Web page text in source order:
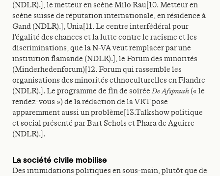
(NDLR).], le metteur en scène Milo Rau[10. Metteur en
scène suisse de réputation internationale, en résidence à
Gand (NDLR).], Unia[11. Le centre interfédéral pour
l’égalité des chances et la lutte contre le racisme et les
discriminations, que la N-VA veut remplacer par une
institution flamande (NDLR).], le Forum des minorités
(Minderhedenforum)[12. Forum qui rassemble les
organisations des minorités ethnoculturelles en Flandre
(NDLR).]. Le programme de fin de soiréeDe Afspraak (« le
rendez-vous ») de la rédaction de la VRT pose
apparemment aussi un problème[13.Talkshow politique
et social présenté par Bart Schols et Phara de Aguirre
(NDLR).].
La société civile mobilise
Des intimidations politiques en sous-main, plutôt que de